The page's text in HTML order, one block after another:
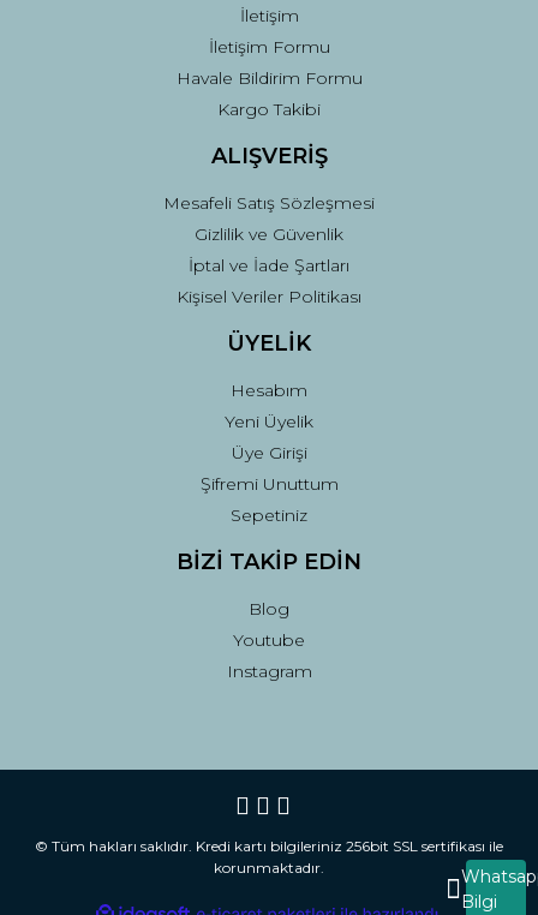
Bilgi
İletişim
İletişim Formu
Havale Bildirim Formu
Kargo Takibi
ALIŞVERİŞ
Mesafeli Satış Sözleşmesi
Gizlilik ve Güvenlik
İptal ve İade Şartları
Kişisel Veriler Politikası
ÜYELİK
Hesabım
Yeni Üyelik
Üye Girişi
Şifremi Unuttum
Sepetiniz
BİZİ TAKİP EDİN
Blog
Youtube
Instagram
© Tüm hakları saklıdır. Kredi kartı bilgileriniz 256bit SSL sertifikası ile
korunmaktadır.